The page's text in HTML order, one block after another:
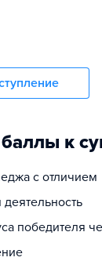
к
с отличием
победителя